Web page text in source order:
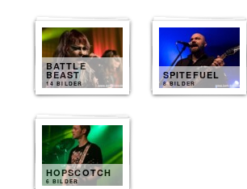
BATTLE
BEAST
14 BILDER
SPITEFUEL
8 BILDER
HOPSCOTCH
6 BILDER